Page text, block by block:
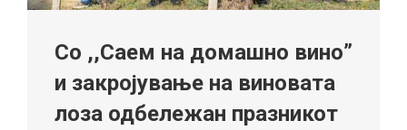
Со ,,Саем на домашно вино”
и закројување на виновата
лоза одбележан празникот